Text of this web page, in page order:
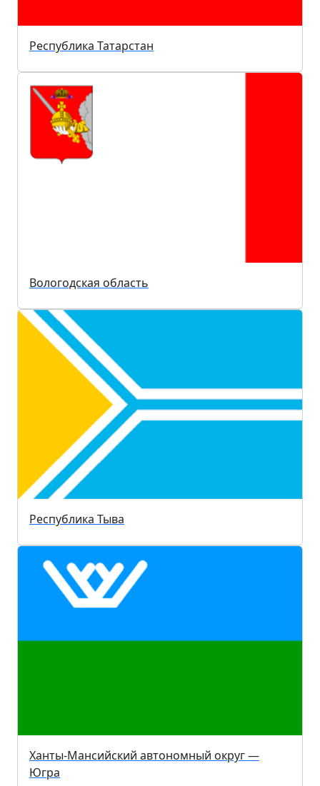
Республика Татарстан
Вологодская область
Республика Тыва
Ханты-Мансийский автономный округ —
Югра